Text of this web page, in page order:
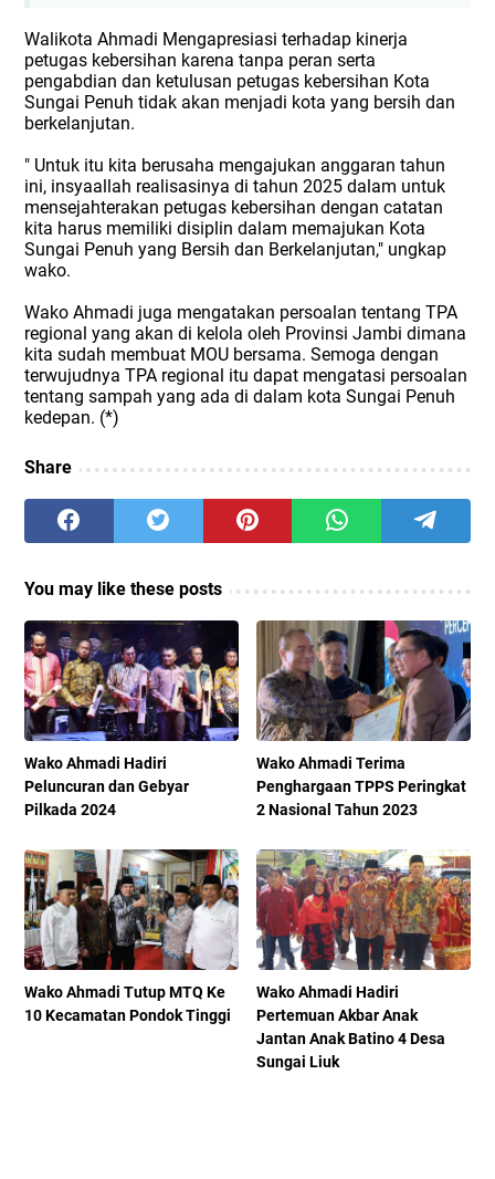
Walikota Ahmadi Mengapresiasi terhadap kinerja
petugas kebersihan karena tanpa peran serta
pengabdian dan ketulusan petugas kebersihan Kota
Sungai Penuh tidak akan menjadi kota yang bersih dan
berkelanjutan.
" Untuk itu kita berusaha mengajukan anggaran tahun
ini, insyaallah realisasinya di tahun 2025 dalam untuk
mensejahterakan petugas kebersihan dengan catatan
kita harus memiliki disiplin dalam memajukan Kota
Sungai Penuh yang Bersih dan Berkelanjutan," ungkap
wako.
Wako Ahmadi juga mengatakan persoalan tentang TPA
regional yang akan di kelola oleh Provinsi Jambi dimana
kita sudah membuat MOU bersama. Semoga dengan
terwujudnya TPA regional itu dapat mengatasi persoalan
tentang sampah yang ada di dalam kota Sungai Penuh
kedepan. (*)
Share
You may like these posts
Wako Ahmadi Hadiri
Peluncuran dan Gebyar
Pilkada 2024
Wako Ahmadi Terima
Penghargaan TPPS Peringkat
2 Nasional Tahun 2023
Wako Ahmadi Tutup MTQ Ke
10 Kecamatan Pondok Tinggi
Wako Ahmadi Hadiri
Pertemuan Akbar Anak
Jantan Anak Batino 4 Desa
Sungai Liuk